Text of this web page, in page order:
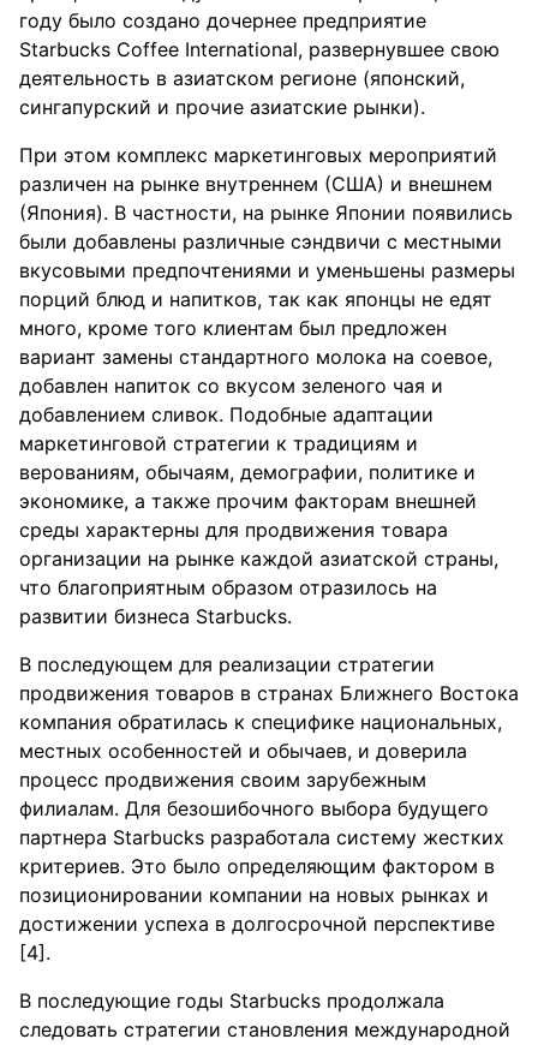
году было создано дочернее предприятие
Starbucks Coffee International, развернувшее свою
деятельность в азиатском регионе (японский,
сингапурский и прочие азиатские рынки).
При этом комплекс маркетинговых мероприятий
различен на рынке внутреннем (США) и внешнем
(Япония). В частности, на рынке Японии появились
были добавлены различные сэндвичи с местными
вкусовыми предпочтениями и уменьшены размеры
порций блюд и напитков, так как японцы не едят
много, кроме того клиентам был предложен
вариант замены стандартного молока на соевое,
добавлен напиток со вкусом зеленого чая и
добавлением сливок. Подобные адаптации
маркетинговой стратегии к традициям и
верованиям, обычаям, демографии, политике и
экономике, а также прочим факторам внешней
среды характерны для продвижения товара
организации на рынке каждой азиатской страны,
что благоприятным образом отразилось на
развитии бизнеса Starbucks.
В последующем для реализации стратегии
продвижения товаров в странах Ближнего Востока
компания обратилась к специфике национальных,
местных особенностей и обычаев, и доверила
процесс продвижения своим зарубежным
филиалам. Для безошибочного выбора будущего
партнера Starbucks разработала систему жестких
критериев. Это было определяющим фактором в
позиционировании компании на новых рынках и
достижении успеха в долгосрочной перспективе
[4].
В последующие годы Starbucks продолжала
следовать стратегии становления международной